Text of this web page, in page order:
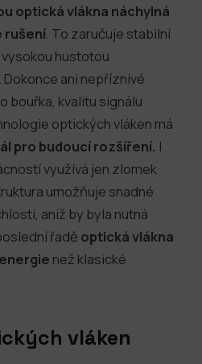
optická vlákna náchylná
rušení . To zaručuje stabilní
hustotou
ani nepříznivé
bouřka, kvalitu signálu
optických vláken má
pro budoucí rozšíření. I
využívá jen zlomek
umožňuje snadné
aniž by byla nutná
řadě optická vlákna
než klasické
vláken